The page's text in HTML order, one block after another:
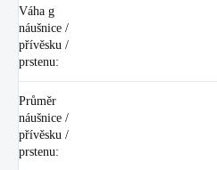
Váha g
náušnice /
přívěsku /
prstenu:
Průměr
náušnice /
přívěsku /
prstenu: